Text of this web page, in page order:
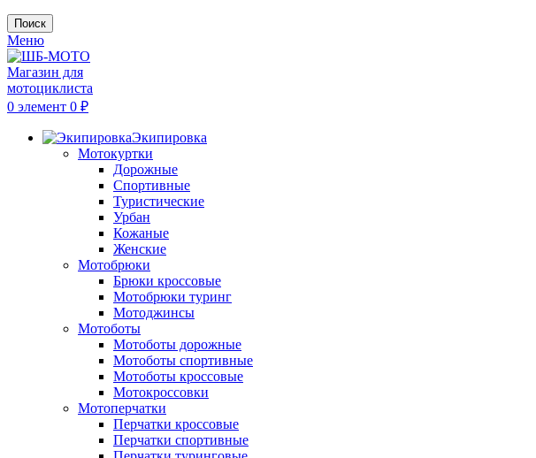
Поиск
Меню
0 элемент 0 ₽
Экипировка
Мотокуртки
Дорожные
Спортивные
Туристические
Урбан
Кожаные
Женские
Мотобрюки
Брюки кроссовые
Мотобрюки туринг
Мотоджинсы
Мотоботы
Мотоботы дорожные
Мотоботы спортивные
Мотоботы кроссовые
Мотокроссовки
Мотоперчатки
Перчатки кроссовые
Перчатки спортивные